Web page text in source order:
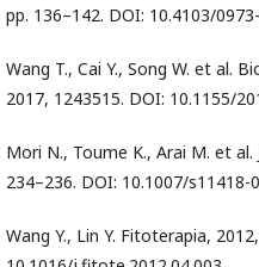
pp. 136–142. DOI: 10.4103/
Wang T., Cai Y., Song W. et al.
2017, 1243515. DOI: 10.1155/
Mori N., Toume K., Arai M. et al.
234–236. DOI: 10.1007/s11418-
Wang Y., Lin Y. Fitoterapia,